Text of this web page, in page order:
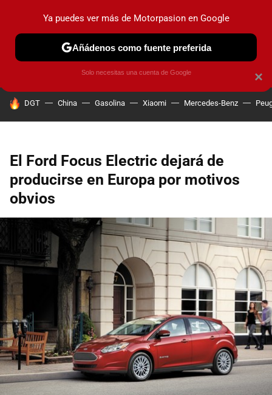
PRUEBAS COCHES ELÉCTRICOS OBSERVATORIO
HOY SE HABLA DE
DGT China Gasolina Xiaomi Mercedes-Benz
El Ford Focus Electric dejará de
producirse en Europa por motivos
obvios
×
Ya puedes ver más de Motorpasion en Google
Añádenos como fuente preferida
Solo necesitas una cuenta de Google